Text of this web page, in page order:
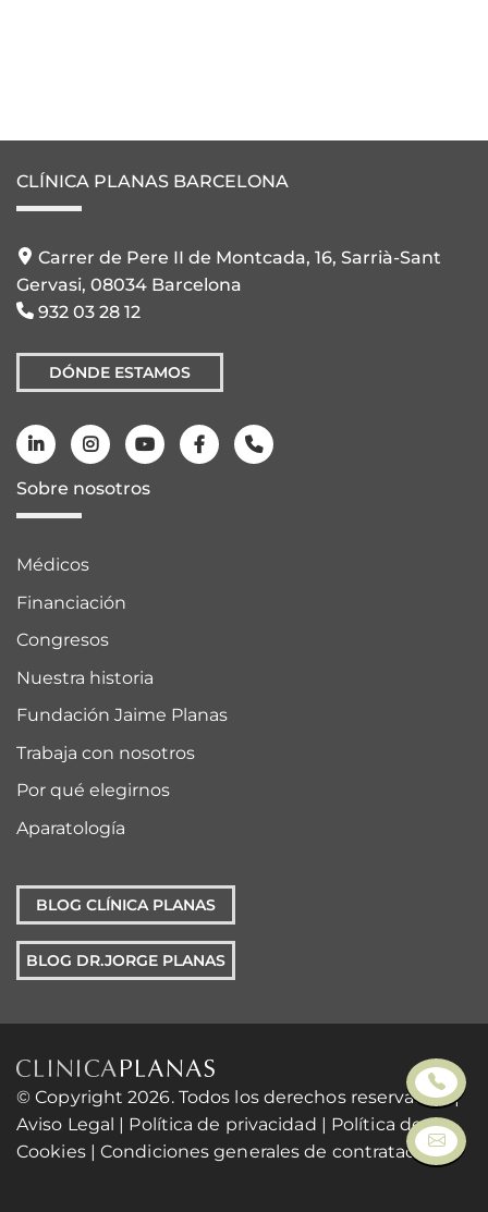
CLÍNICA PLANAS BARCELONA
Carrer de Pere II de Montcada, 16, Sarrià-Sant
Gervasi, 08034 Barcelona
932 03 28 12
DÓNDE ESTAMOS
Sobre nosotros
Médicos
Financiación
Congresos
Nuestra historia
Fundación Jaime Planas
Trabaja con nosotros
Por qué elegirnos
Aparatología
BLOG CLÍNICA PLANAS
BLOG DR.JORGE PLANAS
© Copyright 2026. Todos los derechos reservados. |
Aviso Legal | Política de privacidad | Política de
Cookies|Condiciones generales de contratación